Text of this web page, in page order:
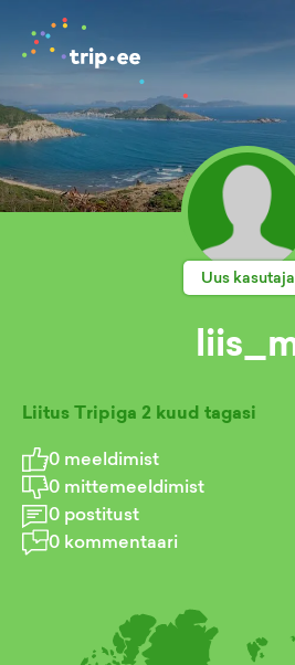
Uus kasutaja
Liitus Tripiga 2 kuud tagasi
0 meeldimist
0 mittemeeldimist
0 postitust
0 kommentaari